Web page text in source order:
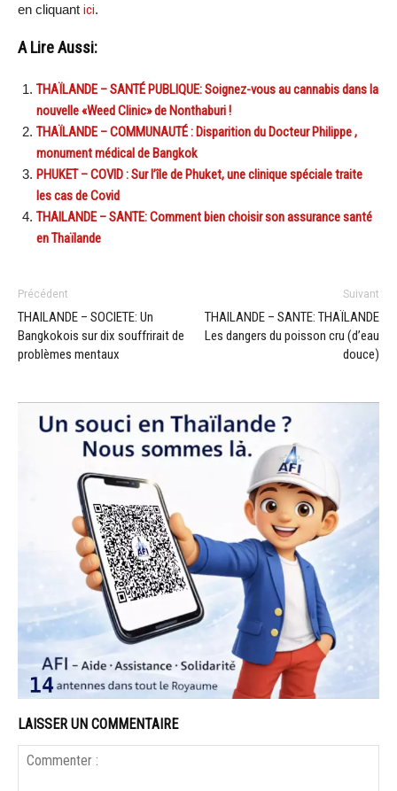
en cliquant ici.
A Lire Aussi:
THAÏLANDE – SANTÉ PUBLIQUE: Soignez-vous au cannabis dans la
nouvelle «Weed Clinic» de Nonthaburi !
THAÏLANDE – COMMUNAUTÉ : Disparition du Docteur Philippe ,
monument médical de Bangkok
PHUKET – COVID : Sur l’île de Phuket, une clinique spéciale traite
les cas de Covid
THAILANDE – SANTE: Comment bien choisir son assurance santé
en Thaïlande
Précédent
THAILANDE – SOCIETE: Un
Bangkokois sur dix souffrirait de
problèmes mentaux
Suivant
THAILANDE – SANTE: THAÏLANDE
Les dangers du poisson cru (d’eau
douce)
LAISSER UN COMMENTAIRE